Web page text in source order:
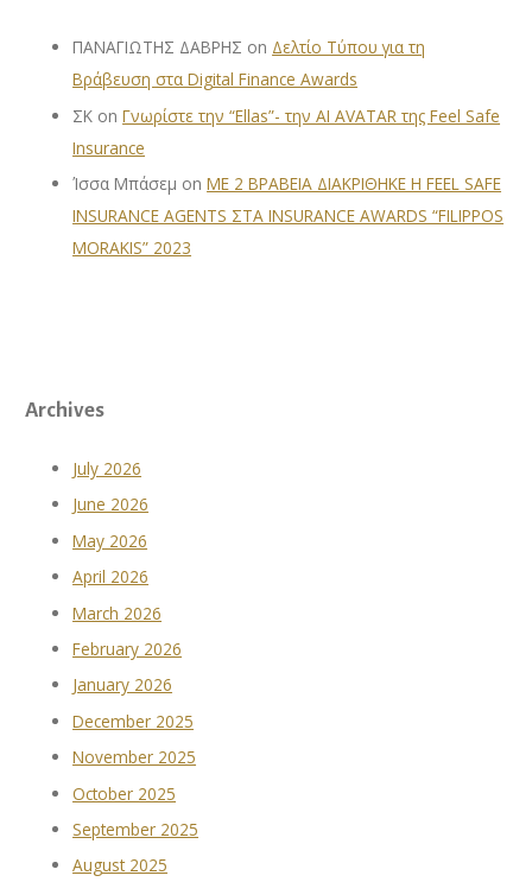
ΠΑΝΑΓΙΩΤΗΣ ΔΑΒΡΗΣ on Δελτίο Τύπου για τη
Βράβευση στα Digital Finance Awards
ΣΚ onΓνωρίστε την “Ellas”- την AI AVATAR της Feel Safe
Insurance
Ίσσα Μπάσεμ onΜΕ 2 ΒΡΑΒΕΙΑ ΔΙΑΚΡΙΘΗΚΕ Η FEEL SAFE
INSURANCE AGENTS ΣΤΑ INSURANCE AWARDS “FILIPPOS
MORAKIS” 2023
Archives
July 2026
June 2026
May 2026
April 2026
March 2026
February 2026
January 2026
December 2025
November 2025
October 2025
September 2025
August 2025